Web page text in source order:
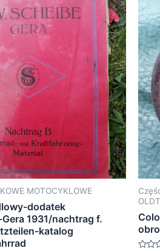
MOTOCYKLOWE
dodatek
1931/nachtrag f.
katalog